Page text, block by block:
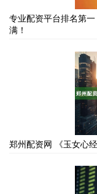
专业配资平台排名第
满！
郑州配资网 《玉女心